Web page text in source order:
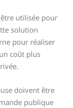
utilisée pour
solution
pour réaliser
coût plus
doivent être
publique